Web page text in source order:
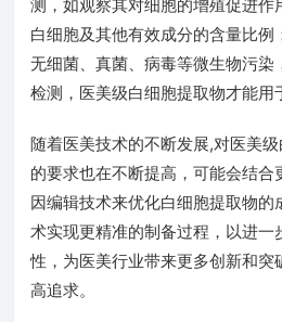
测，如观察其对细胞的增殖促进作
白细胞及其他有效成分的含量比
无细菌、真菌、病毒等微生物污染
检测，医美级白细胞提取物才能用
随着医美技术的不断发展,对医美
的要求也在不断提高，可能会结合
因编辑技术来优化白细胞提取物的
术实现更精准的制备过程，以进一
性，为医美行业带来更多创新和突
高追求。